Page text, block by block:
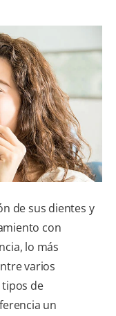
DE PRODUCTOS
PROMOCIONES
SV (ES)
SUSCRÍBASE
de sus dientes y
con
lo más
varios
de
un